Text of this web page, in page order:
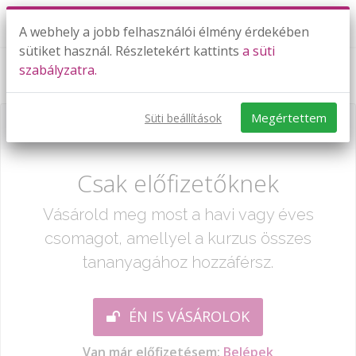
Felvételi feladatsor: 2007 M1 7-10. feladat
Már csak egy lépés:
Csak előfizetőknek
Vásárold meg most a havi vagy éves
csomagot, amellyel a kurzus összes
tananyagához hozzáférsz.
ÉN IS VÁSÁROLOK
Van már előfizetésem: Belépek
A webhely a jobb felhasználói élmény érdekében
sütiket használ. Részletekért kattints a süti
szabályzatra.
Süti beállítások Megértettem